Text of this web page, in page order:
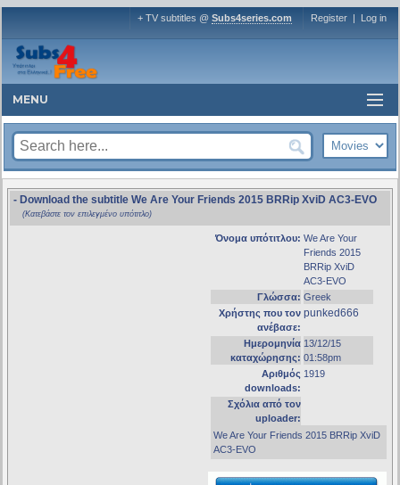
+ TV subtitles @ Subs4series.com Register | Log in
MENU
- Download the subtitle We Are Your Friends 2015 BRRip XviD AC3-EVO
(Κατεβάστε τον επιλεγμένο υπότιτλο)
Όνομα υπότιτλου: We Are Your
Friends 2015
BRRip XviD
AC3-EVO
Γλώσσα: Greek
Χρήστης που τον
ανέβασε:
punked666
Ημερομηνία
καταχώρησης:
13/12/15
01:58pm
Αριθμός
downloads:
1919
Σχόλια από τον
uploader:
We Are Your Friends 2015 BRRip XviD
AC3-EVO